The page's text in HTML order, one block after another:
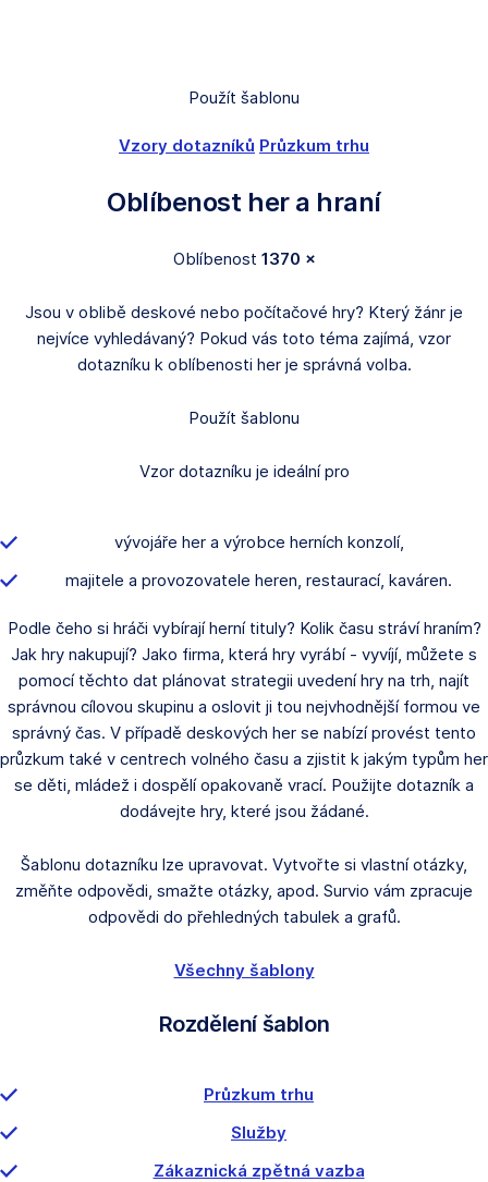
Použít šablonu
Vzory dotazníků Průzkum trhu
Oblíbenost her a hraní
Oblíbenost 1370 ×
Jsou v oblibě deskové nebo počítačové hry? Který žánr je
nejvíce vyhledávaný? Pokud vás toto téma zajímá, vzor
dotazníku k oblíbenosti her je správná volba.
Použít šablonu
Vzor dotazníku je ideální pro
vývojáře her a výrobce herních konzolí,
majitele a provozovatele heren, restaurací, kaváren.
Podle čeho si hráči vybírají herní tituly? Kolik času stráví hraním?
Jak hry nakupují? Jako firma, která hry vyrábí - vyvíjí, můžete s
pomocí těchto dat plánovat strategii uvedení hry na trh, najít
správnou cílovou skupinu a oslovit ji tou nejvhodnější formou ve
správný čas. V případě deskových her se nabízí provést tento
průzkum také v centrech volného času a zjistit k jakým typům her
se děti, mládež i dospělí opakovaně vrací. Použijte dotazník a
dodávejte hry, které jsou žádané.
Šablonu dotazníku lze upravovat. Vytvořte si vlastní otázky,
změňte odpovědi, smažte otázky, apod. Survio vám zpracuje
odpovědi do přehledných tabulek a grafů.
Všechny šablony
Rozdělení šablon
Průzkum trhu
Služby
Zákaznická zpětná vazba